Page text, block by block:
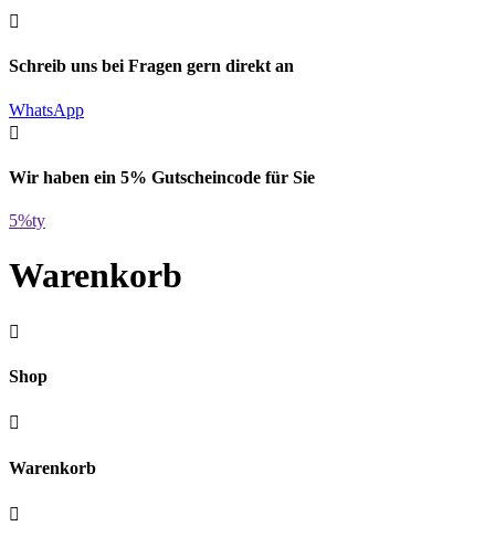

Schreib uns bei Fragen gern direkt an
WhatsApp

Wir haben ein 5% Gutscheincode für Sie
5%ty
Warenkorb

Shop

Warenkorb
